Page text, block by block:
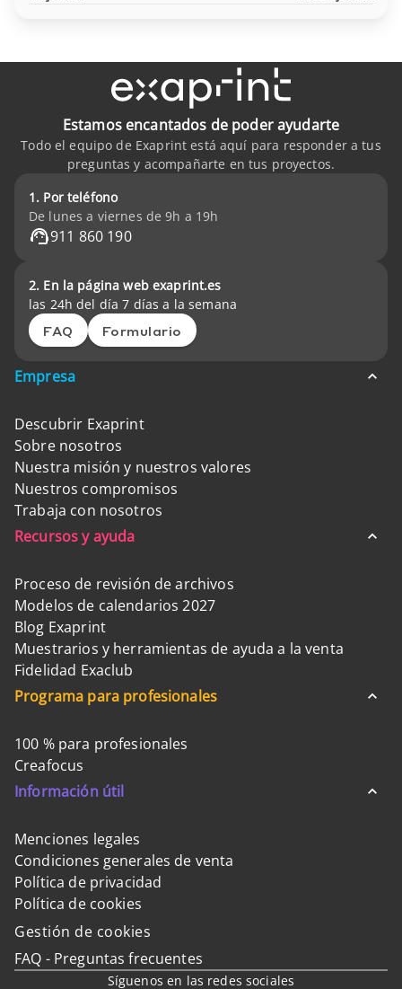
Estamos encantados de poder ayudarte
Todo el equipo de Exaprint está aquí para responder a tus
preguntas y acompañarte en tus proyectos.
1. Por teléfono
De lunes a viernes de 9h a 19h
911 860 190
2. En la página web exaprint.es
las 24h del día 7 días a la semana
FAQ Formulario
Empresa
Descubrir Exaprint
Sobre nosotros
Nuestra misión y nuestros valores
Nuestros compromisos
Trabaja con nosotros
Recursos y ayuda
Proceso de revisión de archivos
Modelos de calendarios 2027
Blog Exaprint
Muestrarios y herramientas de ayuda a la venta
Fidelidad Exaclub
Programa para profesionales
100 % para profesionales
Creafocus
Información útil
Menciones legales
Condiciones generales de venta
Política de privacidad
Política de cookies
Gestión de cookies
FAQ - Preguntas frecuentes
Síguenos en las redes sociales